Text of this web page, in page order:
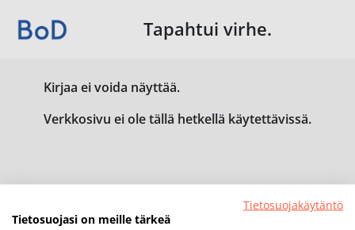
Tapahtui virhe.
Kirjaa ei voida näyttää.
Verkkosivu ei ole tällä hetkellä käytettävissä.
Tietosuojakäytäntö
Tietosuojasi on meille tärkeä